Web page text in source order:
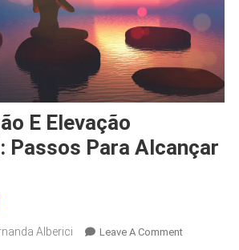
E Elevação
Passos Para Alcançar
Alberici Leave A CommentOn